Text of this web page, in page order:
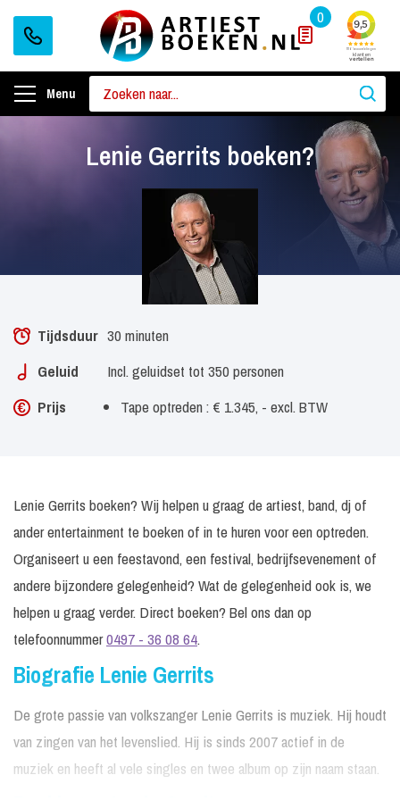
0
Menu
Lenie Gerrits boeken?
Tijdsduur 30 minuten
Geluid
Incl. geluidset tot 350 personen
Prijs
Tape optreden : € 1.345, - excl. BTW
Lenie Gerrits boeken? Wij helpen u graag de artiest, band, dj of
ander entertainment te boeken of in te huren voor een optreden.
Organiseert u een feestavond, een festival, bedrijfsevenement of
andere bijzondere gelegenheid? Wat de gelegenheid ook is, we
helpen u graag verder. Direct boeken? Bel ons dan op
telefoonnummer0497 - 36 08 64.
Biografie Lenie Gerrits
De grote passie van volkszanger Lenie Gerrits is muziek. Hij houdt
van zingen van het levenslied. Hij is sinds 2007 actief in de
muziek en heeft al vele singles en twee album op zijn naam staan.